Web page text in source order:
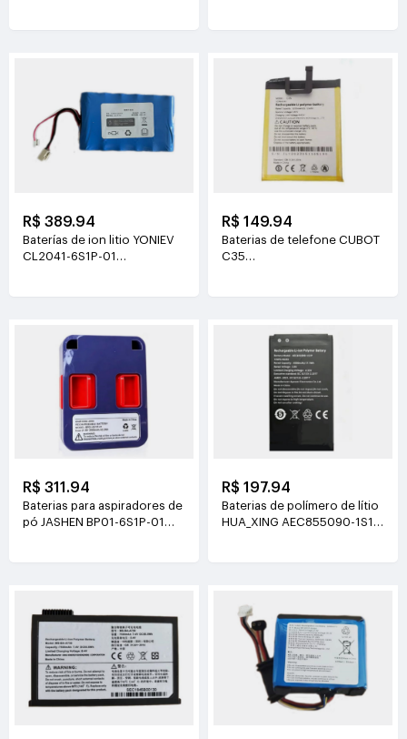
R$ 389.94
Baterías de ion litio YONIEV
CL2041-6S1P-01
R$ 149.94
Baterias de telefone CUBOT
C35
R$ 311.94
Baterias para aspiradores de
pó JASHEN BP01-6S1P-01
R$ 197.94
Baterias de polímero de lítio
HUA_XING AEC855090-1S1P